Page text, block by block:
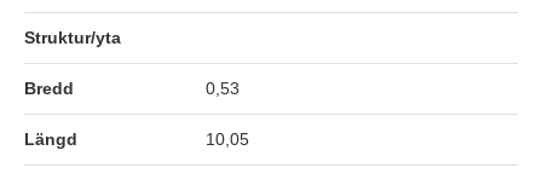
Struktur/yta
Bredd 0,53
Längd 10,05